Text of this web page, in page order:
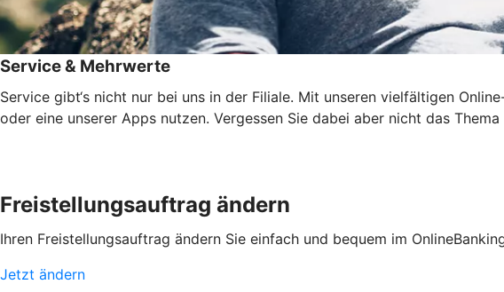
Service & Mehrwerte
Service gibt‘s nicht nur bei uns in der Filiale. Mit unseren vielfältigen
oder eine unserer Apps nutzen. Vergessen Sie dabei aber nicht das
Freistellungsauftrag ändern
Ihren Freistellungsauftrag ändern Sie einfach und bequem im
Jetzt ändern